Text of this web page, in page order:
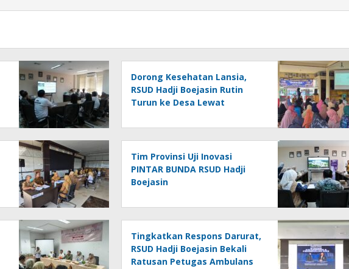
Dorong Kesehatan Lansia,
RSUD Hadji Boejasin Rutin
Turun ke Desa Lewat
Tim Provinsi Uji Inovasi
PINTAR BUNDA RSUD Hadji
Boejasin
Tingkatkan Respons Darurat,
RSUD Hadji Boejasin Bekali
Ratusan Petugas Ambulans